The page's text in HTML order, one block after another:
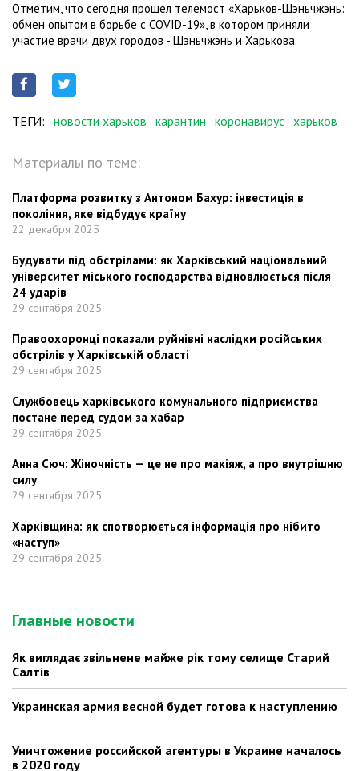
Отметим, что сегодня прошел телемост «Харьков-Шэньчжэнь:
обмен опытом в борьбе с COVID-19», в котором приняли
участие врачи двух городов - Шэньчжэнь и Харькова.
ТЕГИ: новости харьков карантин коронавирус харьков
Материалы по теме:
Платформа розвитку з Антоном Бахур: інвестиція в
покоління, яке відбудує країну
22 декабря 2025
Будувати під обстрілами: як Харківський національний
університет міського господарства відновлюється після
24 ударів
29 сентября 2025
Правоохоронці показали руйнівні наслідки російських
обстрілів у Харківській області
29 сентября 2025
Службовець харківського комунального підприємства
постане перед судом за хабар
29 сентября 2025
Анна Сюч: Жіночність — це не про макіяж, а про внутрішню
силу
29 сентября 2025
Харківщина: як спотворюється інформація про нібито
«наступ»
29 сентября 2025
Главные новости
Як виглядає звільнене майже рік тому селище Старий
Салтів
Украинская армия весной будет готова к наступлению
Уничтожение российской агентуры в Украине началось
в 2020 году